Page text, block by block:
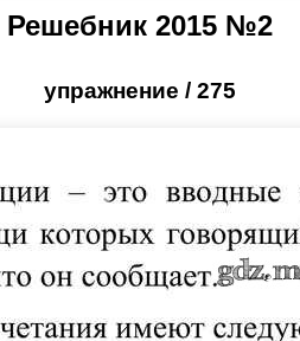
Решебник 2015 №2
упражнение / 275